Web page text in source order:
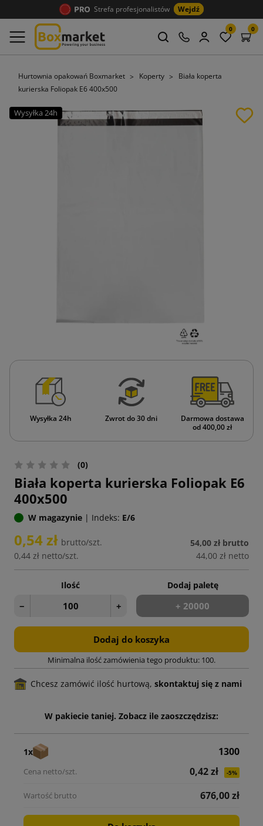
Strefa profesjonalistów Wejdź
0 0
Hurtownia opakowań Boxmarket Koperty
Biała koperta
kurierska Foliopak E6 400x500
Wysyłka 24h
Wysyłka 24h Zwrot do 30 dni
Darmowa dostawa
od 400,00 zł
(0)
Biała koperta kurierska Foliopak E6
400x500
W magazynie | Indeks: E/6
0,54 zł brutto/szt.
0,44 zł netto/szt.
54,00 zł brutto
44,00 zł netto
Ilość
− +
Dodaj paletę
+ 20000
Dodaj do koszyka
Minimalna ilość zamówienia tego produktu: 100.
Chcesz zamówić ilość hurtową, skontaktuj się z nami
W pakiecie taniej. Zobacz ile zaoszczędzisz:
1x
1300
0,42 zł
-5%
676,00 zł